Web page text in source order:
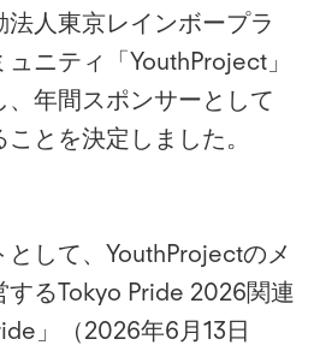
人東京レインボープラ
ニティ「YouthProject」
年間スポンサーとして
とを決定しました。
して、YouthProjectのメ
するTokyo Pride 2026関連
」（2026年6月13日